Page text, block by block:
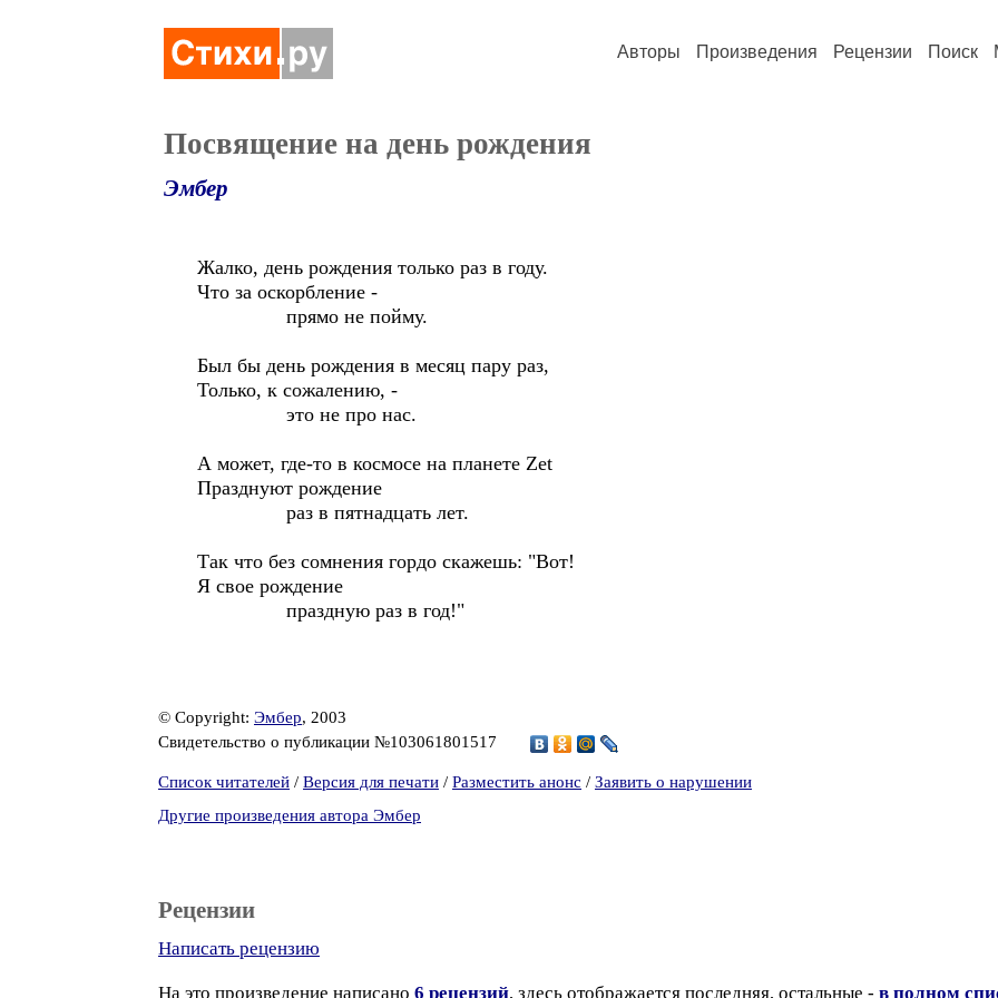
Авторы Произведения Рецензии Поиск
Посвящение на день рождения
Эмбер
Жалко, день рождения только раз в году.
Что за оскорбление -
прямо не пойму.
Был бы день рождения в месяц пару раз,
Только, к сожалению, -
это не про нас.
А может, где-то в космосе на планете Zet
Празднуют рождение
раз в пятнадцать лет.
Так что без сомнения гордо скажешь: "Вот!
Я свое рождение
праздную раз в год!"
© Copyright: Эмбер, 2003
Свидетельство о публикации №103061801517
Список читателей / Версия для печати / Разместить анонс / Заявить о нарушении
Другие произведения автора Эмбер
Рецензии
Написать рецензию
На это произведение написано 6 рецензий, здесь отображается последняя, остальные - в полном